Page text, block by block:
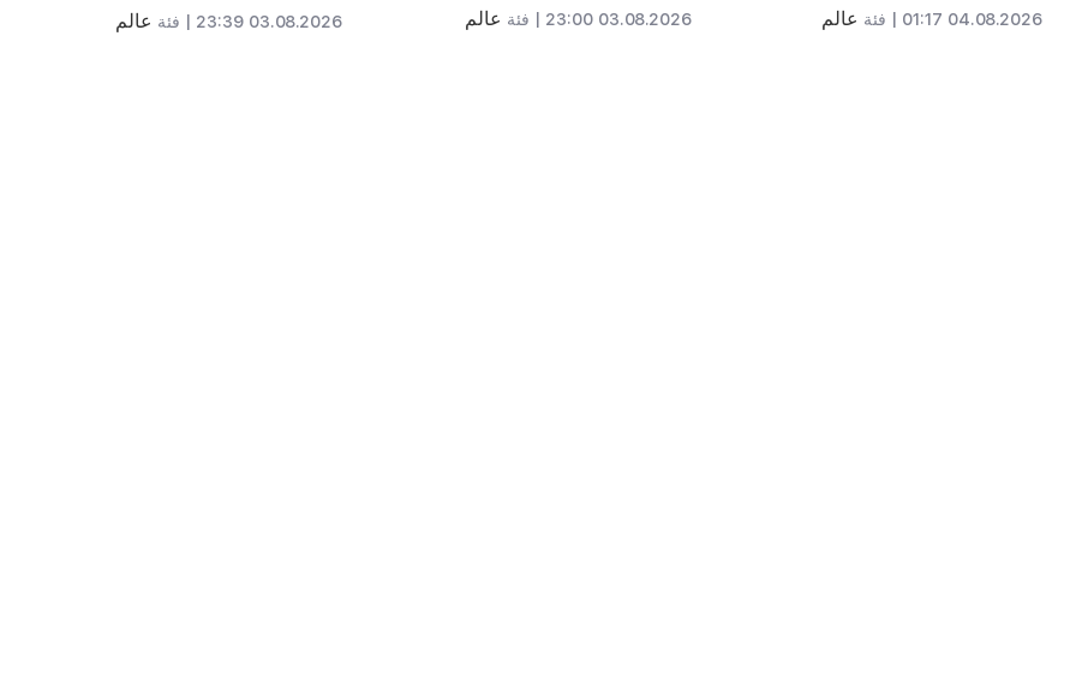
04.08.2026 01:17 | فئة عالم 03.08.2026 23:00 | فئة عالم 03.08.2026 23:39 | فئة عالم